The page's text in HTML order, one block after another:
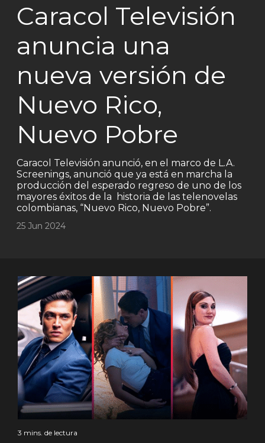
Caracol Televisión
anuncia una
nueva versión de
Nuevo Rico,
Nuevo Pobre
Caracol Televisión anunció, en el marco de L.A.
Screenings, anunció que ya está en marcha la
producción del esperado regreso de uno de los
mayores éxitos de la historia de las telenovelas
colombianas, “Nuevo Rico, Nuevo Pobre”.
25 Jun 2024
3 mins. de lectura